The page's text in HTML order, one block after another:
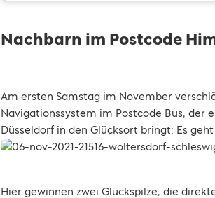
Nachbarn im Postcode
Am ersten Samstag im November
Navigationssystem im Postcode Bus, der
Düsseldorf in den Glücksort bringt: Es
Hier gewinnen zwei Glückspilze, die